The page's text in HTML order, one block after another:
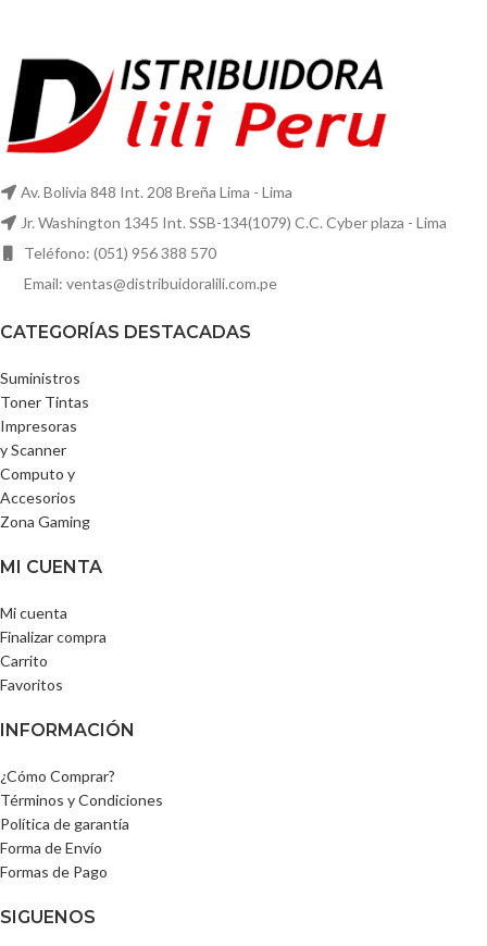
Av. Bolivia 848 Int. 208 Breña Lima - Lima
Jr. Washington 1345 Int. SSB-134(1079) C.C. Cyber plaza - Lima
Teléfono: (051) 956 388 570
Email: ventas@distribuidoralili.com.pe
CATEGORÍAS DESTACADAS
Suministros
Toner Tintas
Impresoras
y Scanner
Computo y
Accesorios
Zona Gaming
MI CUENTA
Mi cuenta
Finalizar compra
Carrito
Favoritos
INFORMACIÓN
¿Cómo Comprar?
Términos y Condiciones
Política de garantía
Forma de Envío
Formas de Pago
SIGUENOS